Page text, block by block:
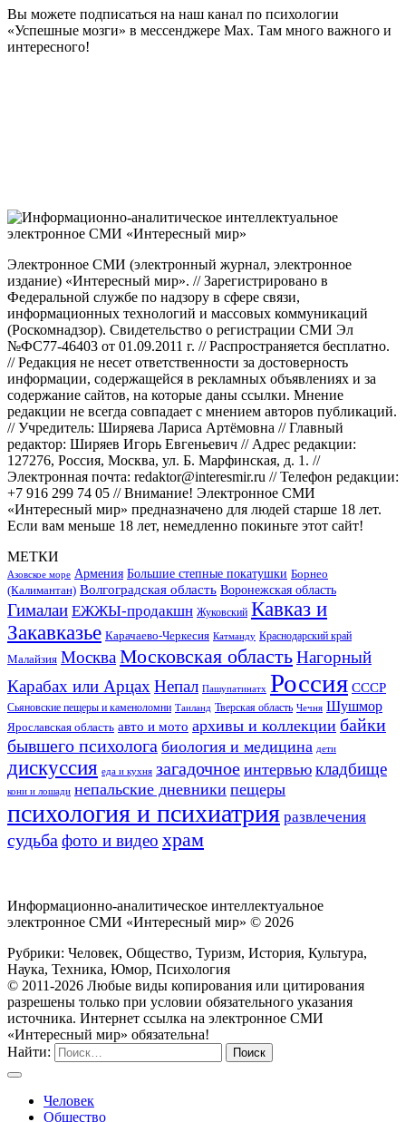
Вы можете подписаться на наш канал по психологии
«Успешные мозги» в мессенджере Max. Там много важного и
интересного!
Электронное СМИ (электронный журнал, электронное
издание) «Интересный мир». // Зарегистрировано в
Федеральной службе по надзору в сфере связи,
информационных технологий и массовых коммуникаций
(Роскомнадзор). Свидетельство о регистрации СМИ Эл
№ФС77-46403 от 01.09.2011 г. // Распространяется бесплатно.
// Редакция не несет ответственности за достоверность
информации, содержащейся в рекламных объявлениях и за
содержание сайтов, на которые даны ссылки. Мнение
редакции не всегда совпадает с мнением авторов публикаций.
// Учредитель: Ширяева Лариса Артёмовна // Главный
редактор: Ширяев Игорь Евгеньевич // Адрес редакции:
127276, Россия, Москва, ул. Б. Марфинская, д. 1. //
Электронная почта: redaktor@interesmir.ru // Телефон редакции:
+7 916 299 74 05 // Внимание! Электронное СМИ
«Интересный мир» предназначено для людей старше 18 лет.
Если вам меньше 18 лет, немедленно покиньте этот сайт!
МЕТКИ
Азовское море Армения Большие степные покатушки Борнео
(Калимантан) Волгоградская область Воронежская область
Гималаи ЕЖЖЫ-продакшн Жуковский Кавказ и
Закавказье Карачаево-Черкесия Катманду Краснодарский край
Малайзия МоскваМосковская областьНагорный
Карабах или Арцах Непал Пашупатинатх Россия СССР
Сьяновские пещеры и каменоломни Таиланд Тверская область Чечня Шушмор
Ярославская область авто и мото архивы и коллекции байки
бывшего психолога биология и медицина дети
дискуссия еда и кухня загадочное интервью кладбище
кони и лошади непальские дневники пещеры
психология и психиатрия развлечения
судьба фото и видео храм
Информационно-аналитическое интеллектуальное
электронное СМИ «Интересный мир» © 2026
Рубрики: Человек, Общество, Туризм, История, Культура,
Наука, Техника, Юмор, Психология
© 2011-2026 Любые виды копирования или цитирования
разрешены только при условии обязательного указания
источника. Интернет ссылка на электронное СМИ
«Интересный мир» обязательна!
Найти:
Человек
Общество